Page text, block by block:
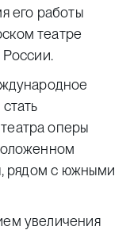
его работы
театре
оперы
рядом с южными
увеличения